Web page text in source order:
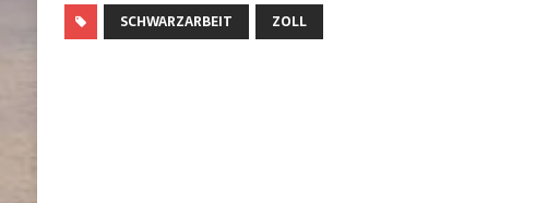
SCHWARZARBEIT ZOLL